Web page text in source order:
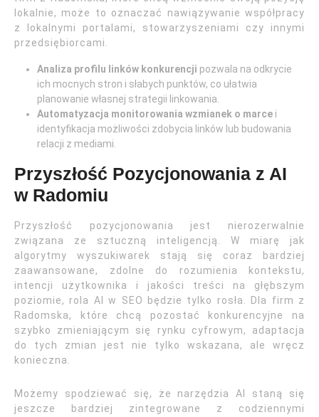
lokalnie, może to oznaczać nawiązywanie współpracy
z lokalnymi portalami, stowarzyszeniami czy innymi
przedsiębiorcami.
Analiza profilu linków konkurencji pozwala na odkrycie
ich mocnych stron i słabych punktów, co ułatwia
planowanie własnej strategii linkowania.
Automatyzacja monitorowania wzmianek o marce i
identyfikacja możliwości zdobycia linków lub budowania
relacji z mediami.
Przyszłość Pozycjonowania z AI
w Radomiu
Przyszłość pozycjonowania jest nierozerwalnie
związana ze sztuczną inteligencją. W miarę jak
algorytmy wyszukiwarek stają się coraz bardziej
zaawansowane, zdolne do rozumienia kontekstu,
intencji użytkownika i jakości treści na głębszym
poziomie, rola AI w SEO będzie tylko rosła. Dla firm z
Radomska, które chcą pozostać konkurencyjne na
szybko zmieniającym się rynku cyfrowym, adaptacja
do tych zmian jest nie tylko wskazana, ale wręcz
konieczna.
Możemy spodziewać się, że narzędzia AI staną się
jeszcze bardziej zintegrowane z codziennymi